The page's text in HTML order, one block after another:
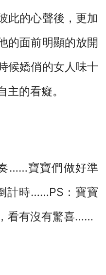
的心聲後，更加
的面前明顯的放開
候嬌俏的女人味十
的看癡。
寶寶們做好準
計時……PS：寶寶
看有沒有驚喜……